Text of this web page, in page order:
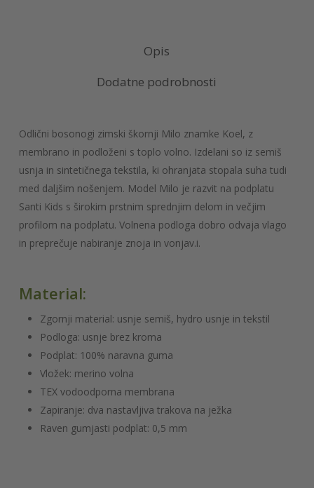
Opis
Dodatne podrobnosti
Odlični bosonogi zimski škornji Milo znamke Koel, z
membrano in podloženi s toplo volno. Izdelani so iz semiš
usnja in sintetičnega tekstila, ki ohranjata stopala suha tudi
med daljšim nošenjem. Model Milo je razvit na podplatu
Santi Kids s širokim prstnim sprednjim delom in večjim
profilom na podplatu. Volnena podloga dobro odvaja vlago
in preprečuje nabiranje znoja in vonjav.i.
Material:
Zgornji material: usnje semiš, hydro usnje in tekstil
Podloga: usnje brez kroma
Podplat: 100% naravna guma
Vložek: merino volna
TEX vodoodporna membrana
Zapiranje: dva nastavljiva trakova na ježka
Raven gumjasti podplat: 0,5 mm